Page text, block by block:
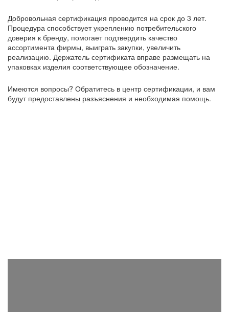
Добровольная сертификация проводится на срок до 3 лет.
Процедура способствует укреплению потребительского
доверия к бренду, помогает подтвердить качество
ассортимента фирмы, выиграть закупки, увеличить
реализацию. Держатель сертификата вправе размещать на
упаковках изделия соответствующее обозначение.
Имеются вопросы? Обратитесь в центр сертификации, и вам
будут предоставлены разъяснения и необходимая помощь.